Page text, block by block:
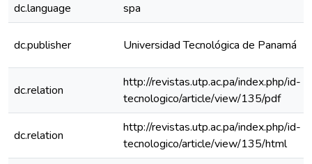
dc.language
spa
dc.publisher Universidad Tecnológica de Panamá
dc.relation
http://revistas.utp.ac.pa/index.php/id-
tecnologico/article/view/135/pdf
dc.relation
http://revistas.utp.ac.pa/index.php/id-
tecnologico/article/view/135/html